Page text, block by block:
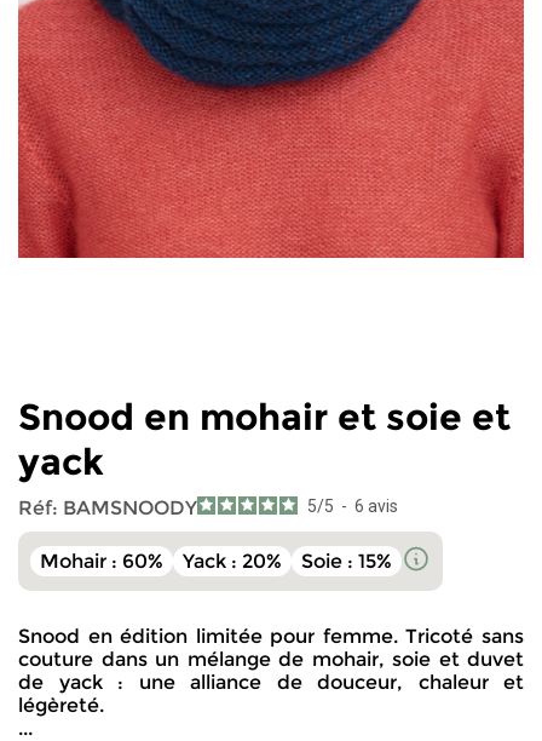
Snood en mohair et soie et
yack
Réf: BAMSNOODY 5/5 - 6 avis
Mohair : 60% Yack : 20% Soie : 15%
Snood en édition limitée pour femme. Tricoté sans
couture dans un mélange de mohair, soie et duvet
de yack : une alliance de douceur, chaleur et
légèreté.
...